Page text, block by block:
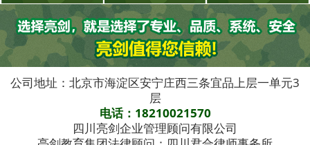
公司地址：北京市海淀区安宁庄西三条宜品上层一单元3
层
电话：18210021570
四川亮剑企业管理顾问有限公司